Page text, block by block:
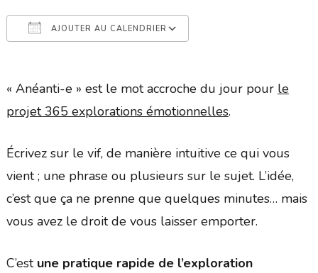
AJOUTER AU CALENDRIER
« Anéanti-e » est le mot accroche du jour pour le
projet 365 explorations émotionnelles.
Écrivez sur le vif, de manière intuitive ce qui vous
vient ; une phrase ou plusieurs sur le sujet. L’idée,
c’est que ça ne prenne que quelques minutes… mais
vous avez le droit de vous laisser emporter.
C’est une pratique rapide de l’exploration